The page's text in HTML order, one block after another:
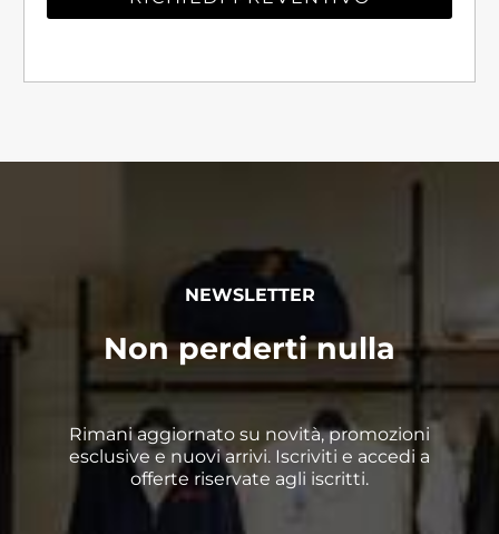
NEWSLETTER
Non perderti nulla
Rimani aggiornato su novità, promozioni
esclusive e nuovi arrivi. Iscriviti e accedi a
offerte riservate agli iscritti.